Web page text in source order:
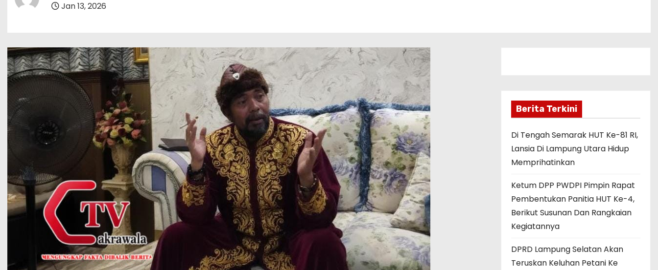
Jan 13, 2026
Berita Terkini
Di Tengah Semarak HUT Ke-81 RI,
Lansia Di Lampung Utara Hidup
Memprihatinkan
Ketum DPP PWDPI Pimpin Rapat
Pembentukan Panitia HUT Ke-4,
Berikut Susunan Dan Rangkaian
Kegiatannya
DPRD Lampung Selatan Akan
Teruskan Keluhan Petani Ke